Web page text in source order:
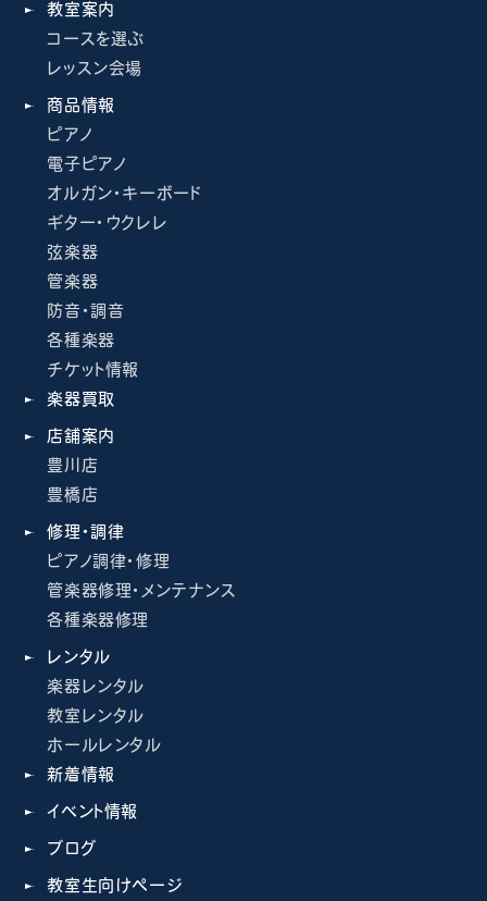
教室案内
コースを選ぶ
レッスン会場
商品情報
ピアノ
電子ピアノ
オルガン・キーボード
ギター・ウクレレ
弦楽器
管楽器
防音・調音
各種楽器
チケット情報
楽器買取
店舗案内
豊川店
豊橋店
修理・調律
ピアノ調律・修理
管楽器修理・メンテナンス
各種楽器修理
レンタル
楽器レンタル
教室レンタル
ホールレンタル
新着情報
イベント情報
ブログ
教室生向けページ